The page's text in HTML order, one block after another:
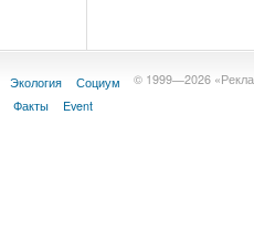
© 1999—2026
Экология
Социум
Факты
Event